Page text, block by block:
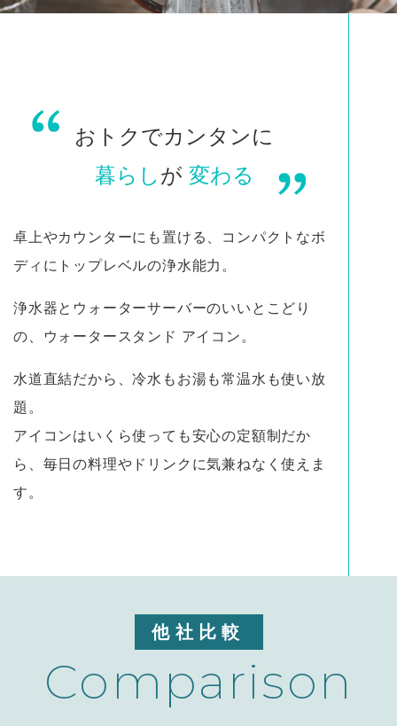
おトクでカンタンに
暮らし が 変わる
卓上やカウンターにも置ける、コンパクトなボ
ディにトップレベルの浄水能力。
浄水器とウォーターサーバーのいいとこどり
の、ウォータースタンド アイコン。
水道直結だから、冷水もお湯も常温水も使い放
題。
アイコンはいくら使っても安心の定額制だか
ら、毎日の料理やドリンクに気兼ねなく使えま
す。
他社比較
Comparison